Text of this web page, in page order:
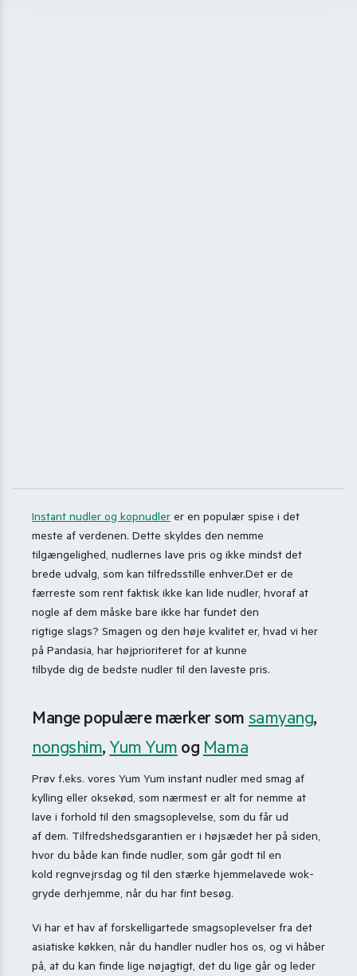
Instant nudler og kopnudler er en populær spise i det
meste af verdenen. Dette skyldes den nemme
tilgængelighed, nudlernes lave pris og ikke mindst det
brede udvalg, som kan tilfredsstille enhver.Det er de
færreste som rent faktisk ikke kan lide nudler, hvoraf at
nogle af dem måske bare ikke har fundet den
rigtige slags? Smagen og den høje kvalitet er, hvad vi her
på Pandasia, har højprioriteret for at kunne
tilbyde dig de bedste nudler til den laveste pris.
Mange populære mærker somsamyang,
nongshim,Yum Yumog Mama
Prøv f.eks. vores Yum Yum instant nudler med smag af
kylling eller oksekød, som nærmest er alt for nemme at
lave i forhold til den smagsoplevelse, som du får ud
af dem. Tilfredshedsgarantien er i højsædet her på siden,
hvor du både kan finde nudler, som går godt til en
kold regnvejrsdag og til den stærke hjemmelavede wok-
gryde derhjemme, når du har fint besøg.
Vi har et hav af forskelligartede smagsoplevelser fra det
asiatiske køkken, når du handler nudler hos os, og vi håber
på, at du kan finde lige nøjagtigt, det du lige går og leder